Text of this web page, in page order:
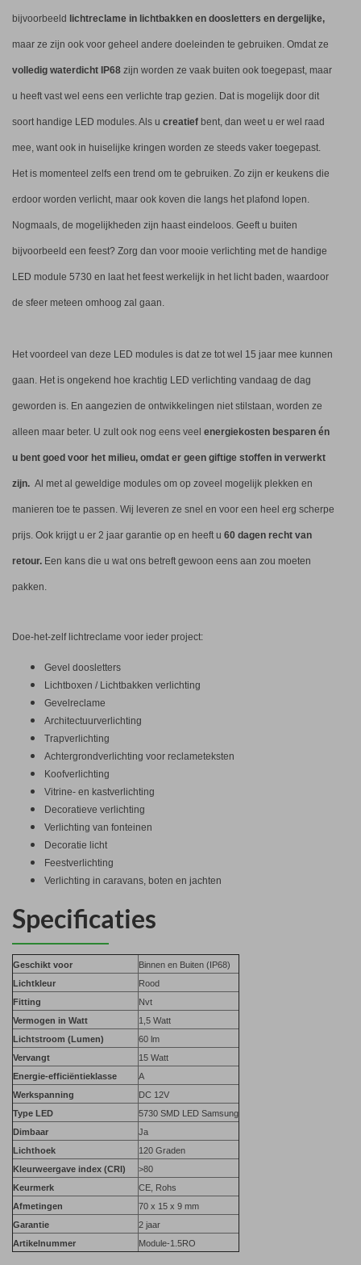
bijvoorbeeld lichtreclame in lichtbakken en doosletters en dergelijke,
maar ze zijn ook voor geheel andere doeleinden te gebruiken. Omdat ze
volledig waterdicht IP68 zijn worden ze vaak buiten ook toegepast, maar
u heeft vast wel eens een verlichte trap gezien. Dat is mogelijk door dit
soort handige LED modules. Als u creatief bent, dan weet u er wel raad
mee, want ook in huiselijke kringen worden ze steeds vaker toegepast.
Het is momenteel zelfs een trend om te gebruiken. Zo zijn er keukens die
erdoor worden verlicht, maar ook koven die langs het plafond lopen.
Nogmaals, de mogelijkheden zijn haast eindeloos. Geeft u buiten
bijvoorbeeld een feest? Zorg dan voor mooie verlichting met de handige
LED module 5730 en laat het feest werkelijk in het licht baden, waardoor
de sfeer meteen omhoog zal gaan.
Het voordeel van deze LED modules is dat ze tot wel 15 jaar mee kunnen
gaan. Het is ongekend hoe krachtig LED verlichting vandaag de dag
geworden is. En aangezien de ontwikkelingen niet stilstaan, worden ze
alleen maar beter. U zult ook nog eens veel energiekosten besparen én
u bent goed voor het milieu, omdat er geen giftige stoffen in verwerkt
zijn. Al met al geweldige modules om op zoveel mogelijk plekken en
manieren toe te passen. Wij leveren ze snel en voor een heel erg scherpe
prijs. Ook krijgt u er 2 jaar garantie op en heeft u 60 dagen recht van
retour. Een kans die u wat ons betreft gewoon eens aan zou moeten
pakken.
Doe-het-zelf lichtreclame voor ieder project:
Gevel doosletters
Lichtboxen / Lichtbakken verlichting
Gevelreclame
Architectuurverlichting
Trapverlichting
Achtergrondverlichting voor reclameteksten
Koofverlichting
Vitrine- en kastverlichting
Decoratieve verlichting
Verlichting van fonteinen
Decoratie licht
Feestverlichting
Verlichting in caravans, boten en jachten
Specificaties
Geschikt voor
Binnen en Buiten (IP68)
Lichtkleur
Rood
Fitting
Nvt
Vermogen in Watt
1,5 Watt
Lichtstroom (Lumen)
60 lm
Vervangt
15 Watt
Energie-efficiëntieklasse
A
Werkspanning
DC 12V
Type LED
5730 SMD LED Samsung
Dimbaar
Ja
Lichthoek
120 Graden
Kleurweergave index (CRI)
>80
Keurmerk
CE, Rohs
Afmetingen
70 x 15 x 9 mm
Garantie
2 jaar
Artikelnummer
Module-1.5RO